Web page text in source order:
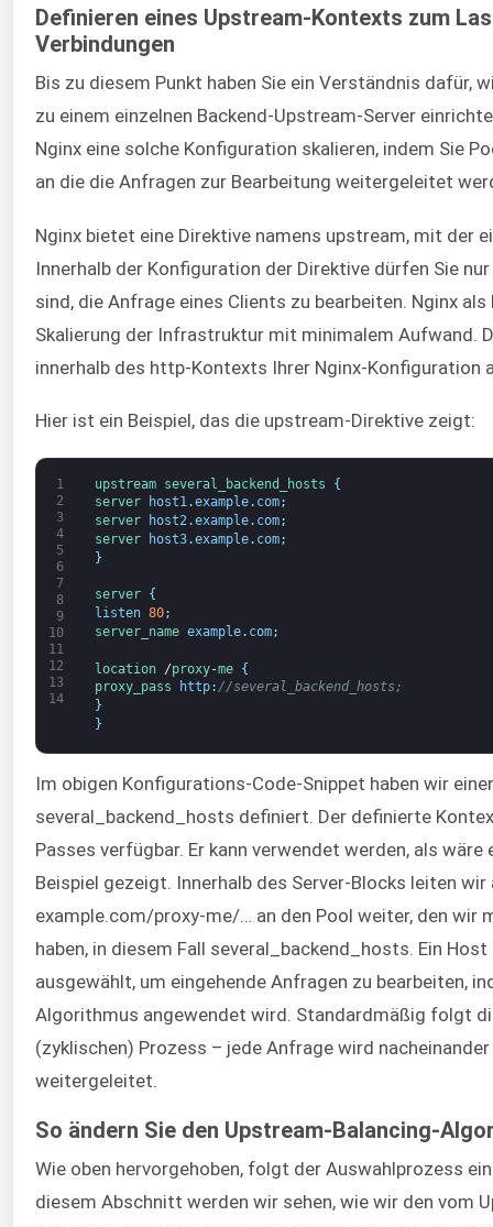
Definieren eines Upstream-Kontexts zum
Verbindungen
Bis zu diesem Punkt haben Sie ein Verständnis dafür,
zu einem einzelnen Backend-Upstream-Server
Nginx eine solche Konfiguration skalieren, indem Sie
an die die Anfragen zur Bearbeitung weitergeleitet
Nginx bietet eine Direktive namens upstream, mit der
Innerhalb der Konfiguration der Direktive dürfen Sie
sind, die Anfrage eines Clients zu bearbeiten. Nginx
Skalierung der Infrastruktur mit minimalem Aufwand.
innerhalb des http-Kontexts Ihrer Nginx-Konfiguration
Hier ist ein Beispiel, das die upstream-Direktive zeigt:
1
2
3
4
5
6
7
8
9
10
11
12
13
14
upstream several_backend_hosts
{
server
host1.example. com;
server
host2.example. com;
server
host3.example. com;
}
server
{
listen 80;
server_name example. com;
location /proxy-me
{
proxy_pass
http: //several_backend_hosts;
}
}
Im obigen Konfigurations-Code-Snippet haben wir
several_backend_hosts definiert. Der definierte
Passes verfügbar. Er kann verwendet werden, als wäre
Beispiel gezeigt. Innerhalb des Server-Blocks leiten wir
example.com/proxy-me/… an den Pool weiter, den wir
haben, in diesem Fall several_backend_hosts. Ein
ausgewählt, um eingehende Anfragen zu bearbeiten,
Algorithmus angewendet wird. Standardmäßig folgt
(zyklischen) Prozess – jede Anfrage wird
weitergeleitet.
So ändern Sie den Upstream-Balancing-
Wie oben hervorgehoben, folgt der Auswahlprozess
diesem Abschnitt werden wir sehen, wie wir den vom